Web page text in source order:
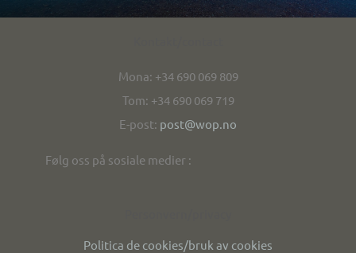
Mona: +34 690 069 809
Tom: +34 690 069 719
E-post: post@wop.no
Følg oss på sosiale medier :
Politica de cookies/bruk av cookies